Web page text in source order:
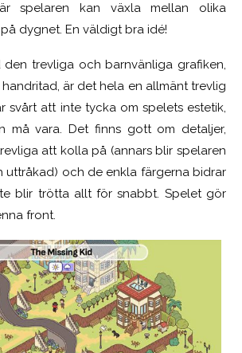
spelaren kan växla mellan olika
dygnet. En väldigt bra idé!
den trevliga och barnvänliga grafiken,
är det hela en allmänt trevlig
svårt att inte tycka om spelets estetik,
må vara. Det finns gott om detaljer,
att kolla på (annars blir spelaren
uttråkad) och de enkla färgerna bidrar
blir trötta allt för snabbt. Spelet gör
front.